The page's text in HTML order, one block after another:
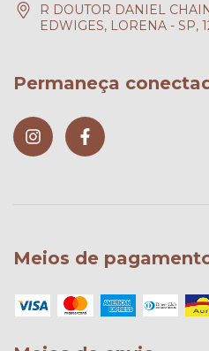
R DOUTOR DANIEL
EDWIGES, LORENA - SP,
Permaneça
Meios de